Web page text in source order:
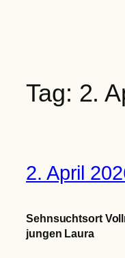
Tag: 2.
2. April
Sehnsuchtsort
jungen Laura